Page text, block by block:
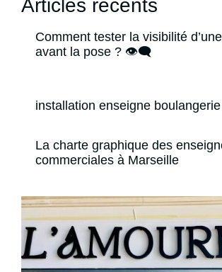
Articles récents
Comment tester la visibilité
avant la pose ? 👁️‍🗨️
installation enseigne
La charte graphique des
commerciales à Marseille